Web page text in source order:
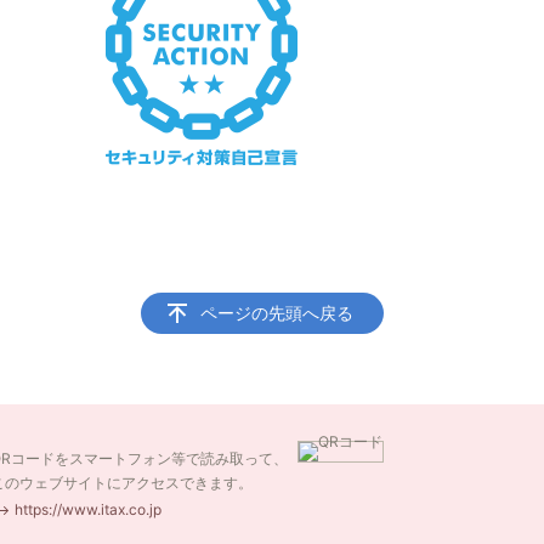
ページの先頭へ戻る
コードをスマートフォン等で読み取って、
のウェブサイトにアクセスできます。
https://www.itax.co.jp